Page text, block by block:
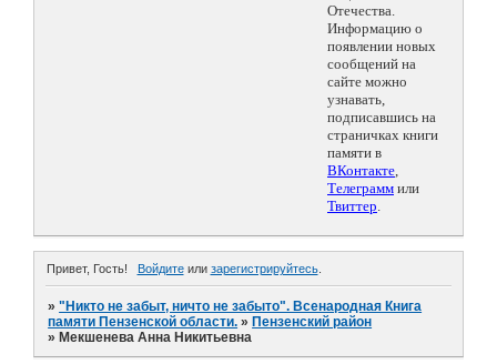
Отечества.
Информацию о
появлении новых
сообщений на
сайте можно
узнавать,
подписавшись на
страничках книги
памяти в
ВКонтакте,
Телеграмм или
Твиттер.
Привет, Гость! Войдитеили зарегистрируйтесь.
»"Никто не забыт, ничто не забыто". Всенародная Книга
памяти Пензенской области. » Пензенский район
» Мекшенева Анна Никитьевна